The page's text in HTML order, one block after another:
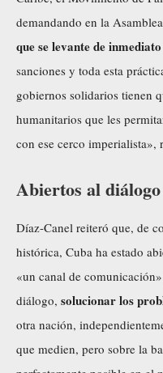
demandando en la
que se levante de
sanciones y toda esta
gobiernos solidarios tienen
humanitarios que les
con ese cerco imperialista»,
Abiertos al
Díaz-Canel reiteró que, de
histórica, Cuba ha estado
«un canal de
diálogo, solucionar los
otra nación,
que medien, pero sobre la